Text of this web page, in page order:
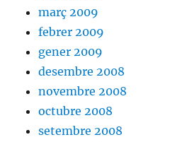
març 2009
febrer 2009
gener 2009
desembre 2008
novembre 2008
octubre 2008
setembre 2008